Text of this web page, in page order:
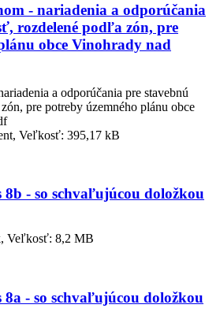
- nariadenia a odporúčania
rozdelené podľa zón, pre
obce Vinohrady nad
a odporúčania pre stavebnú
pre potreby územného plánu obce
Veľkosť: 395,17 kB
8b - so schvaľujúcou doložkou
Veľkosť: 8,2 MB
- so schvaľujúcou doložkou